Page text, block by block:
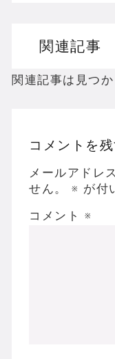
ドラゴンク
【聖剣伝説
Powered by
関連記事
関連記事は見つか
コメントを
メールアドレ
せん。
※ が付
コメント ※